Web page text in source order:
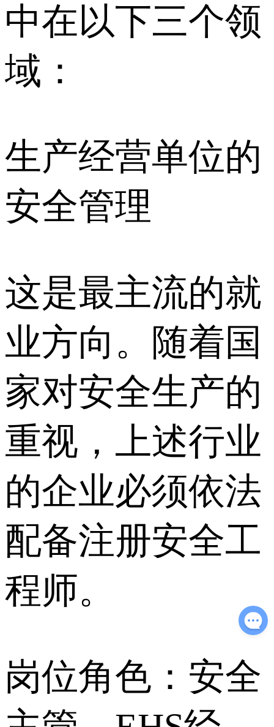
中在以下三个领
域：
生产经营单位的
安全管理
这是最主流的就
业方向。随着国
家对安全生产的
重视，上述行业
的企业必须依法
配备注册安全工
程师。
岗位角色：安全